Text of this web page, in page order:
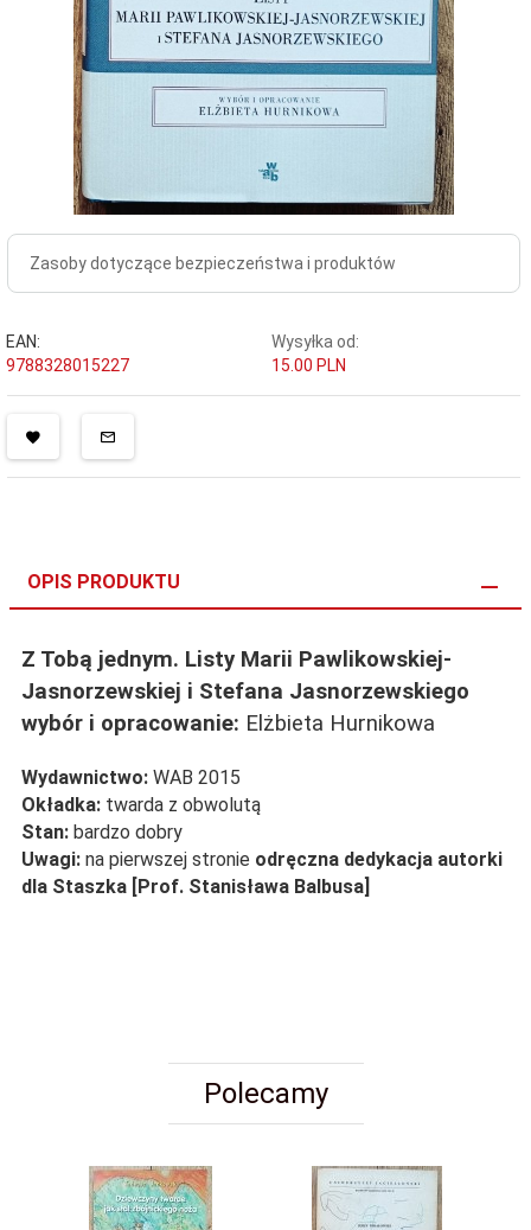
Zasoby dotyczące bezpieczeństwa i produktów
EAN:
9788328015227
Wysyłka od:
15.00 PLN
OPIS PRODUKTU
Z Tobą jednym. Listy Marii Pawlikowskiej-
Jasnorzewskiej i Stefana Jasnorzewskiego
wybór i opracowanie: Elżbieta Hurnikowa
Wydawnictwo: WAB 2015
Okładka: twarda z obwolutą
Stan: bardzo dobry
Uwagi: na pierwszej stronie odręczna dedykacja autorki
dla Staszka [Prof. Stanisława Balbusa]
Polecamy